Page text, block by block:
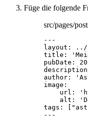
Füge die folgende
src/pages/
---
layout :
../
title : '
pubDate :
description
author : '
image :
url : '
alt : '
tags : [ "
---